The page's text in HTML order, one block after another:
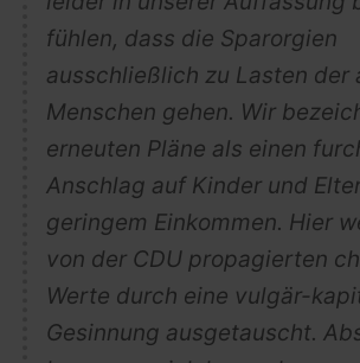
fühlen, dass die Sparorgien
ausschließlich zu Lasten der
Menschen gehen. Wir
erneuten Pläne als einen
Anschlag auf Kinder und
geringem Einkommen. Hier
von der CDU propagierten
Werte durch eine vulgär-
Gesinnung ausgetauscht.